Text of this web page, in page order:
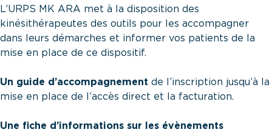
L’URPS MK ARA met à la disposition des
kinésithérapeutes des outils pour les accompagner
dans leurs démarches et informer vos patients de la
mise en place de ce dispositif.
Un guide d’accompagnement de l’inscription jusqu’à la
mise en place de l’accès direct et la facturation.
Une fiche d’informations sur les évènements